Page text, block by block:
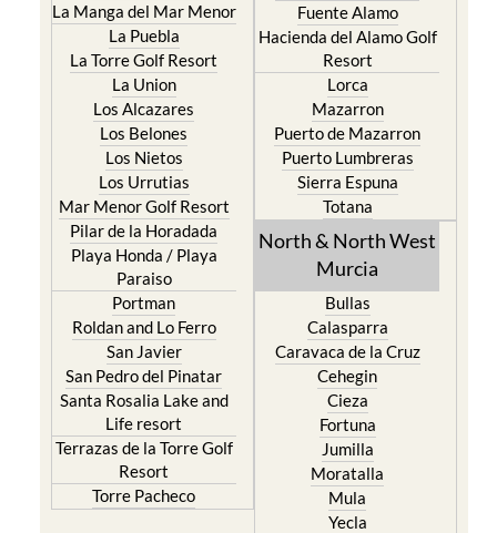
La Manga del Mar Menor
La Puebla
La Torre Golf Resort
La Union
Los Alcazares
Los Belones
Los Nietos
Los Urrutias
Mar Menor Golf Resort
Pilar de la Horadada
Playa Honda / Playa
Paraiso
Portman
Roldan and Lo Ferro
San Javier
San Pedro del Pinatar
Santa Rosalia Lake and
Life resort
Terrazas de la Torre Golf
Resort
Torre Pacheco
Fuente Alamo
Hacienda del Alamo Golf
Resort
Lorca
Mazarron
Puerto de Mazarron
Puerto Lumbreras
Sierra Espuna
Totana
North & North West
Murcia
Bullas
Calasparra
Caravaca de la Cruz
Cehegin
Cieza
Fortuna
Jumilla
Moratalla
Mula
Yecla